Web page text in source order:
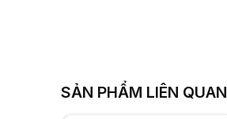
SẢN PHẨM LIÊN QUAN